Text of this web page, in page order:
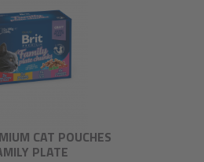
CAT POUCHES
PLATE